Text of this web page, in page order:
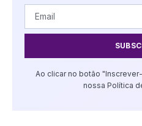
Ao clicar no botão
nossa Política